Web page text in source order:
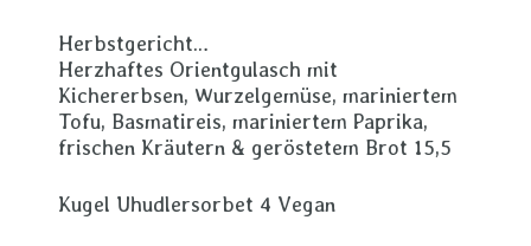
Herbstgericht…
Herzhaftes Orientgulasch mit
Kichererbsen, Wurzelgemüse, mariniertem
Tofu, Basmatireis, mariniertem Paprika,
frischen Kräutern & geröstetem Brot 15,5
Kugel Uhudlersorbet 4 Vegan